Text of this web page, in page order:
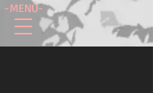
-MENÚ-